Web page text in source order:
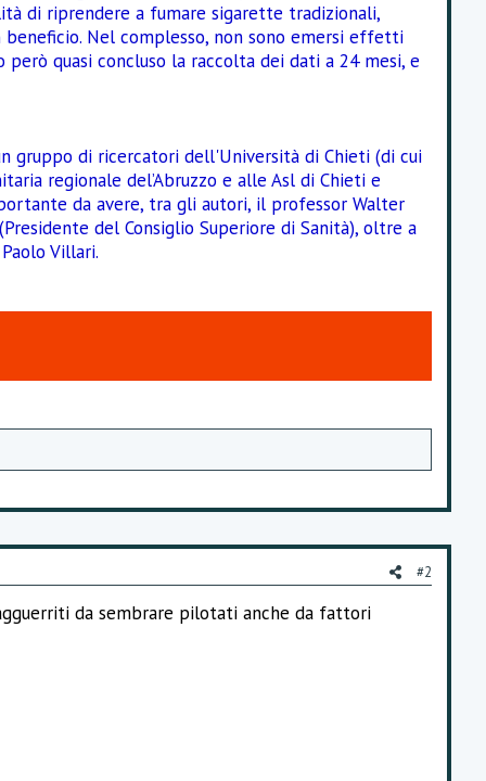
di riprendere a fumare sigarette tradizionali,
Nel complesso, non sono emersi effetti
quasi concluso la raccolta dei dati a 24 mesi, e
gruppo di ricercatori dell'Università di Chieti (di cui
regionale del’Abruzzo e alle Asl di Chieti e
da avere, tra gli autori, il professor Walter
del Consiglio Superiore di Sanità), oltre a
Villari.
#2
da sembrare pilotati anche da fattori